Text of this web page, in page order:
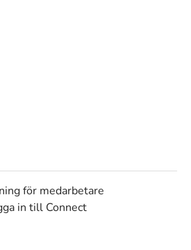
för medarbetare
in till Connect